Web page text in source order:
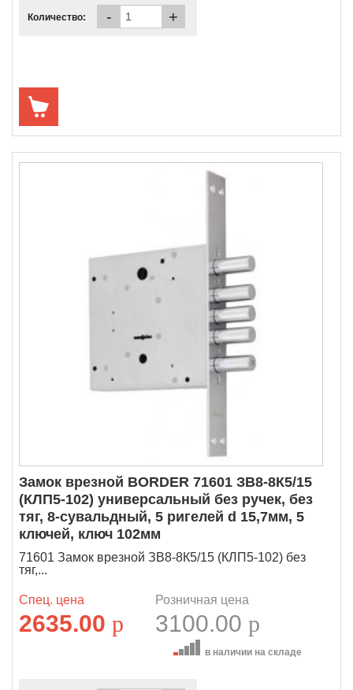
Количество: - +
Замок врезной BORDER 71601 ЗВ8-8К5/15
(КЛП5-102) универсальный без ручек, без
тяг, 8-сувальдный, 5 ригелей d 15,7мм, 5
ключей, ключ 102мм
71601 Замок врезной ЗВ8-8К5/15 (КЛП5-102) без
тяг,...
Спец. цена
2635.00 p
Розничная цена
3100.00 p
в наличии на складе